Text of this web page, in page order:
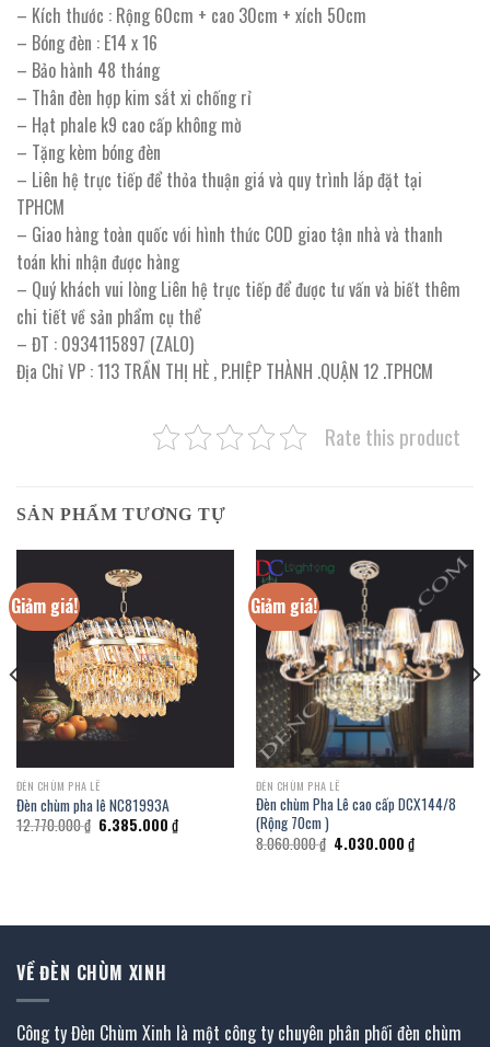
– Kích thước : Rộng 60cm + cao 30cm + xích 50cm
– Bóng đèn : E14 x 16
– Bảo hành 48 tháng
– Thân đèn hợp kim sắt xi chống rỉ
– Hạt phale k9 cao cấp không mờ
– Tặng kèm bóng đèn
– Liên hệ trực tiếp để thỏa thuận giá và quy trình lắp đặt tại
TPHCM
– Giao hàng toàn quốc với hình thức COD giao tận nhà và thanh
toán khi nhận được hàng
– Quý khách vui lòng Liên hệ trực tiếp để được tư vấn và biết thêm
chi tiết về sản phẩm cụ thể
– ĐT : 0934115897 (ZALO)
Địa Chỉ VP : 113 TRẦN THỊ HÈ , P.HIỆP THÀNH .QUẬN 12 .TPHCM
Rate this product
SẢN PHẨM TƯƠNG TỰ
Giảm giá!
ĐÈN CHÙM PHA LÊ
Đèn chùm pha lê NC81993A
12.770.000₫ Giá
gốc
6.385.000 ₫Giá
hiện
Giảm giá!
ĐÈN CHÙM PHA LÊ
Đèn chùm Pha Lê cao cấp DCX144/8
(Rộng 70cm )
8.060.000₫ Giá
gốc
4.030.000 ₫Giá
hiện
VỀ ĐÈN CHÙM XINH
Công ty Đèn Chùm Xinh là một công ty chuyên phân phối đèn chùm